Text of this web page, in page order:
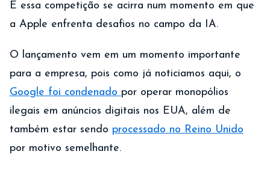
E essa competição se acirra num momento em que
a Apple enfrenta desafios no campo da IA.
O lançamento vem em um momento importante
para a empresa, pois como já noticiamos aqui, o
Google foi condenado por operar monopólios
ilegais em anúncios digitais nos EUA, além de
também estar sendo processado no Reino Unido
por motivo semelhante.